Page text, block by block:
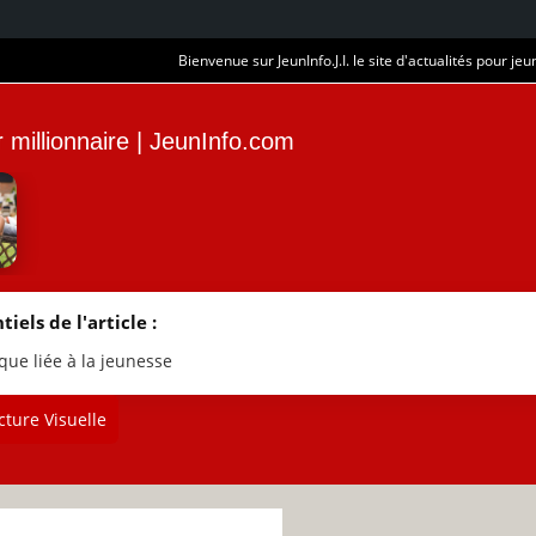
Bienvenue sur JeunInfo.J.I. le site d'actualités pour
millionnaire | JeunInfo.com
de l'article :
liée à la jeunesse
Visuelle